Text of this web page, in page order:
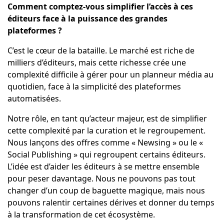
Comment comptez-vous simplifier l’accès à ces
éditeurs face à la puissance des grandes
plateformes ?
C’est le cœur de la bataille. Le marché est riche de
milliers d’éditeurs, mais cette richesse crée une
complexité difficile à gérer pour un planneur média au
quotidien, face à la simplicité des plateformes
automatisées.
Notre rôle, en tant qu’acteur majeur, est de simplifier
cette complexité par la curation et le regroupement.
Nous lançons des offres comme « Newsing » ou le «
Social Publishing » qui regroupent certains éditeurs.
L’idée est d’aider les éditeurs à se mettre ensemble
pour peser davantage. Nous ne pouvons pas tout
changer d’un coup de baguette magique, mais nous
pouvons ralentir certaines dérives et donner du temps
à la transformation de cet écosystème.